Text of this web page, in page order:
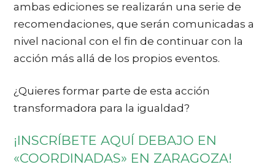
ambas ediciones se realizarán una serie de
recomendaciones, que serán comunicadas a
nivel nacional con el fin de continuar con la
acción más allá de los propios eventos.
¿Quieres formar parte de esta acción
transformadora para la igualdad?
¡INSCRÍBETE AQUÍ DEBAJO EN
«COORDINADAS» EN ZARAGOZA!